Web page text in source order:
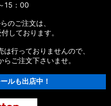
BB］対応 カスタム
LB］対応 カスタム
CI4+］対応 カス
15：00
のご注文は、
しております。
行っておりませんので、
ご注文下さいませ。
ルも出店中！